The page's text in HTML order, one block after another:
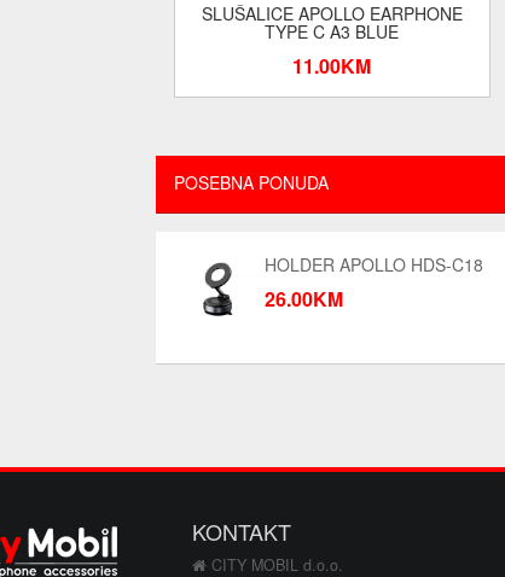
SLUŠALICE APOLLO EARPHONE
TYPE C A3 BLUE
11.00KM
POSEBNA PONUDA
HOLDER APOLLO HDS-C18
26.00KM
KONTAKT
CITY MOBIL d.o.o.